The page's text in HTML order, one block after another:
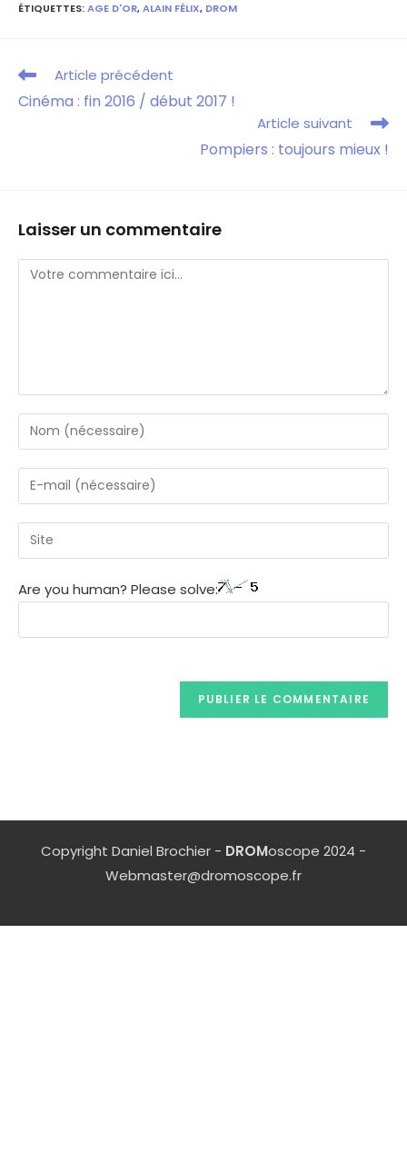
ÉTIQUETTES:AGE D'OR,ALAIN FÉLIX, DROM
Article précédent
Cinéma : fin 2016 / début 2017 !
Article suivant
Pompiers : toujours mieux !
Laisser un commentaire
Are you human? Please solve:
Copyright Daniel Brochier - DROMoscope 2024 -
Webmaster@dromoscope.fr